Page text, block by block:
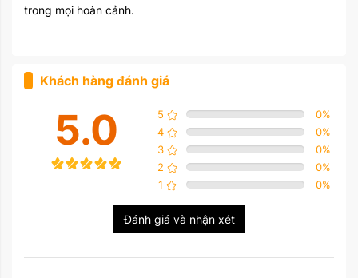
trong mọi hoàn cảnh.
Khách hàng đánh giá
5.0 5 0%
4
0%
3
0%
2
0%
1
0%
Đánh giá và nhận xét